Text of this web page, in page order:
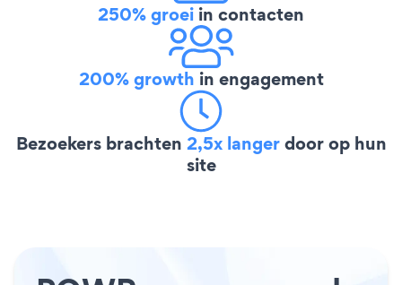
250% groei in contacten
200% growth in engagement
Bezoekers brachten 2,5x langerdoor op hun
site